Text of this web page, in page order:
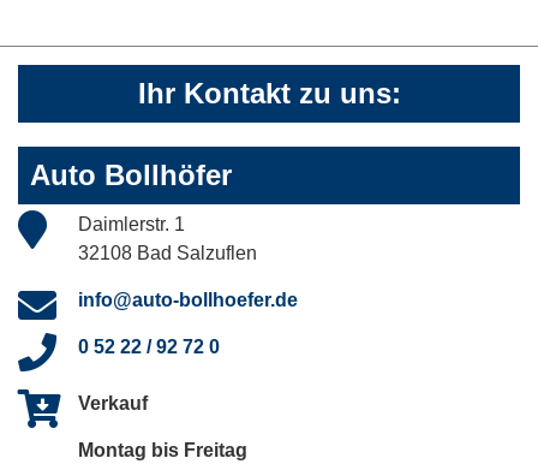
Ihr Kontakt zu uns:
Auto Bollhöfer
Daimlerstr. 1
32108 Bad Salzuflen
info@auto-bollhoefer.de
0 52 22 / 92 72 0
Verkauf
Montag bis Freitag